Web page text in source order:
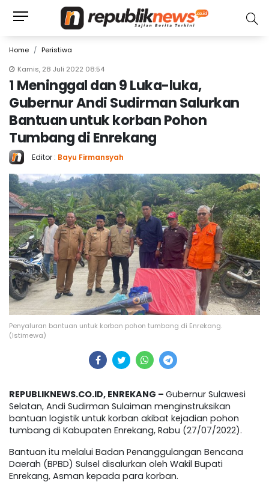
Home
Peristiwa
Kamis, 28 Juli 2022 08:54
1 Meninggal dan 9 Luka-luka,
Gubernur Andi Sudirman Salurkan
Bantuan untuk korban Pohon
Tumbang di Enrekang
Editor : Bayu Firmansyah
Penyaluran bantuan untuk korban pohon tumbang di Enrekang.
(Istimewa)
REPUBLIKNEWS.CO.ID, ENREKANG – Gubernur Sulawesi
Selatan, Andi Sudirman Sulaiman menginstruksikan
bantuan logistik untuk korban akibat kejadian pohon
tumbang di Kabupaten Enrekang, Rabu (27/07/2022).
Bantuan itu melalui Badan Penanggulangan Bencana
Daerah (BPBD) Sulsel disalurkan oleh Wakil Bupati
Enrekang, Asman kepada para korban.